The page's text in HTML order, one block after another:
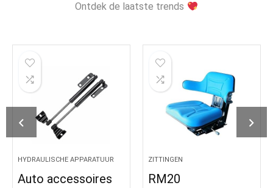
Ontdek de laatste trends
HYDRAULISCHE APPARATUUR
Auto accessoires
ZITTINGEN
RM20